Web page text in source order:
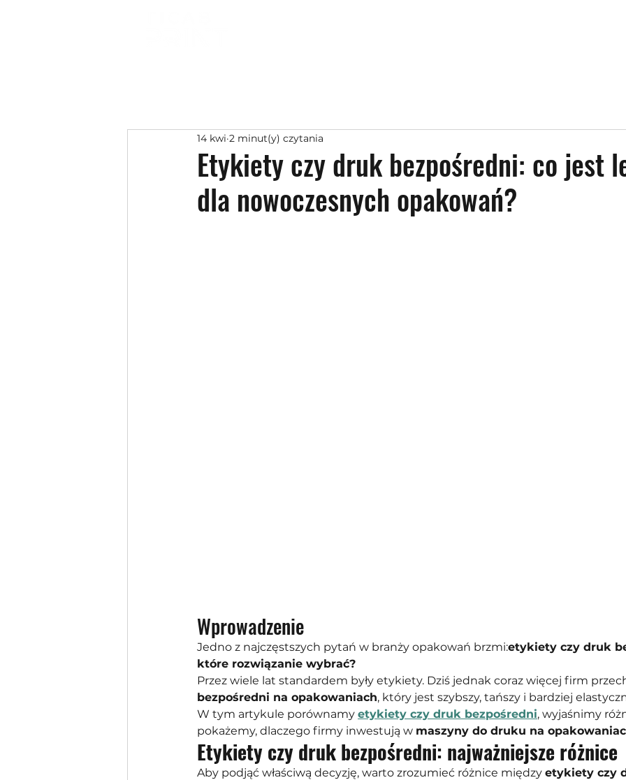
Etykiety czy druk bezpośredni: co jest
dla nowoczesnych opakowań?
14 kwi 2 minut(y) czytania
Wprowadzenie
Jedno z najczęstszych pytań w branży opakowań brzmi:etykiety czy druk
które rozwiązanie wybrać?
Przez wiele lat standardem były etykiety. Dziś jednak coraz więcej firm
bezpośredni na opakowaniach, który jest szybszy, tańszy i bardziej
W tym artykule porównamy etykiety czy druk bezpośredni, wyjaśnimy
pokażemy, dlaczego firmy inwestują w maszyny do druku na
Etykiety czy druk bezpośredni: najważniejsze różnice
Aby podjąć właściwą decyzję, warto zrozumieć różnice między etykiety czy